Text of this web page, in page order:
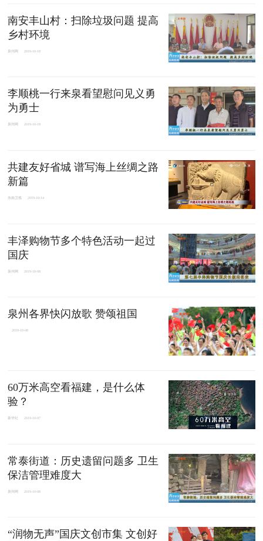
南安丰山村：扫除垃圾问题 提高
乡村环境
泉州网 2019-10-18
李顺桃一行来泉看望慰问见义勇
为勇士
泉州网 2019-10-18
共建友好省城 谱写海上丝绸之路
新篇
东南卫视 2019-10-14
丰泽购物节多个特色活动一起过
国庆
泉州网 2019-10-08
泉州各界快闪放歌 赞颂祖国
2019-10-08
60万米高空看福建，是什么体
验？
新华社 2019-10-07
常泰街道：历史遗留问题多 卫生
保洁管理难度大
泉州网 2019-10-08
“润物无声”国庆文创市集 文创好